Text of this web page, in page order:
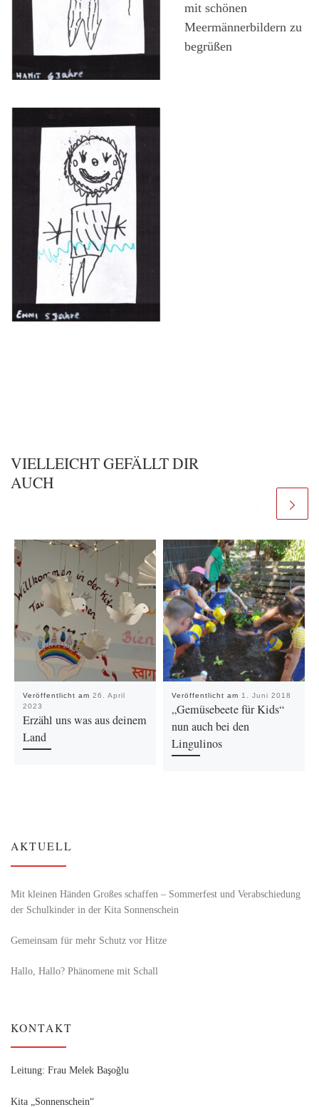
mit schönen
Meermännerbildern zu
begrüßen
VIELLEICHT GEFÄLLT DIR
AUCH
Veröffentlicht am 26. April
2023
Erzähl uns was aus deinem
Land
Veröffentlicht am 1. Juni 2018
„Gemüsebeete für Kids“
nun auch bei den
Lingulinos
AKTUELL
Mit kleinen Händen Großes schaffen – Sommerfest und Verabschiedung
der Schulkinder in der Kita Sonnenschein
Gemeinsam für mehr Schutz vor Hitze
Hallo, Hallo? Phänomene mit Schall
KONTAKT
Leitung: Frau Melek Başoğlu
Kita „Sonnenschein“